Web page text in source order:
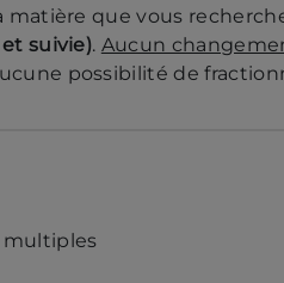
que vous
suivie). Aucun
possibilité de
multiples